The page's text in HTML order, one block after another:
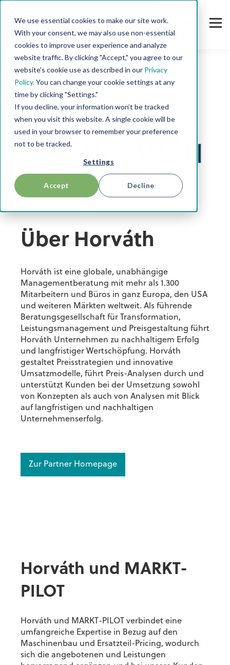
We use essential cookies to make our site work.
With your consent, we may also use non-essential
cookies to improve user experience and analyze
website traffic. By clicking "Accept," you agree to our
website's cookie use as described in our Privacy
Policy.You can change your cookie settings at any
time by clicking "Settings."
If you decline, your information won’t be tracked
when you visit this website. A single cookie will be
used in your browser to remember your preference
not to be tracked.
Settings
Accept Decline
Über Horváth
Horváth ist eine globale, unabhängige
Managementberatung mit mehr als 1.300
Mitarbeitern und Büros in ganz Europa, den USA
und weiteren Märkten weltweit. Als führende
Beratungsgesellschaft für Transformation,
Leistungsmanagement und Preisgestaltung führt
Horváth Unternehmen zu nachhaltigem Erfolg
und langfristiger Wertschöpfung. Horváth
gestaltet Preisstrategien und innovative
Umsatzmodelle, führt Preis-Analysen durch und
unterstützt Kunden bei der Umsetzung sowohl
von Konzepten als auch von Analysen mit Blick
auf langfristigen und nachhaltigen
Unternehmenserfolg.
Zur Partner Homepage
Horváth und MARKT-
PILOT
Horváth und MARKT-PILOT verbindet eine
umfangreiche Expertise in Bezug auf den
Maschinenbau und Ersatzteil-Pricing, wodurch
sich die angebotenen und Leistungen